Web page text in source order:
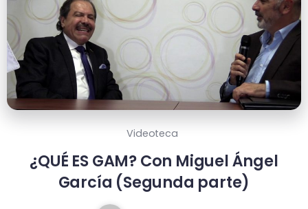
Videoteca
¿QUÉ ES GAM? Con Miguel Ángel
García (Segunda parte)